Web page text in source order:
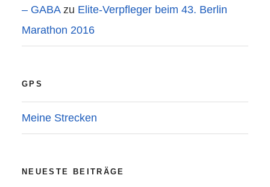
– GABAzu Elite-Verpfleger beim 43. Berlin
Marathon 2016
GPS
Meine Strecken
NEUESTE BEITRÄGE